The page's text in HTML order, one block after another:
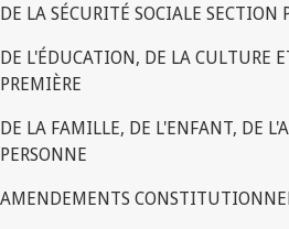
DE LA SÉCURITÉ SOCIALE SECTION
DE L'ÉDUCATION, DE LA CULTURE
PREMIÈRE
DE LA FAMILLE, DE L'ENFANT, DE
PERSONNE
AMENDEMENTS